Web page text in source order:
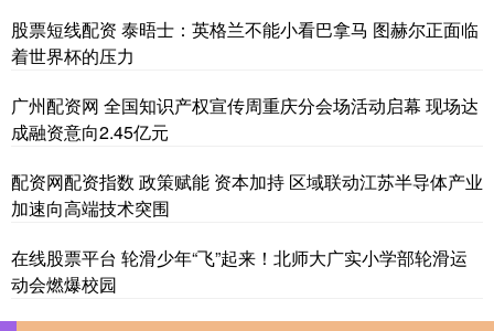
股票短线配资 泰晤士：英格兰不能小看巴拿马 图赫尔正面临
着世界杯的压力
广州配资网 全国知识产权宣传周重庆分会场活动启幕 现场达
成融资意向2.45亿元
配资网配资指数 政策赋能 资本加持 区域联动江苏半导体产业
加速向高端技术突围
在线股票平台 轮滑少年“飞”起来！北师大广实小学部轮滑运
动会燃爆校园